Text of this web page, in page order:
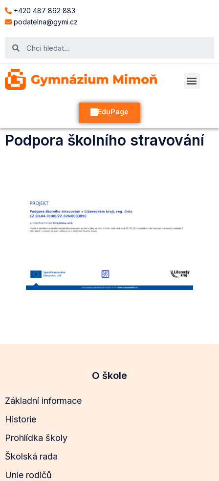
+420 487 862 883
podatelna@gymi.cz
EduPage
Podpora školního stravování
O škole
Základní informace
Historie
Prohlídka školy
Školská rada
Unie rodičů